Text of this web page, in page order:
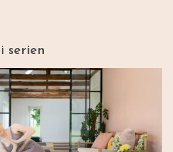
dig der er begynder
serien